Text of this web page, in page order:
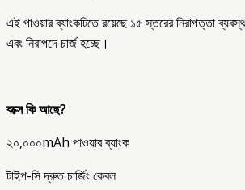
এই পাওয়ার ব্যাংকটিতে রয়েছে ১৫ স্তরের নিরাপত্তা
এবং নিরাপদে চার্জ হচ্ছে।
বক্সে কি আছে?
২০,০০০mAh পাওয়ার ব্যাংক
টাইপ-সি দ্রুত চার্জিং কেবল